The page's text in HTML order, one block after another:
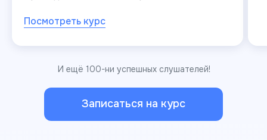
Посмотреть курс
Записаться на курс
И ещё 100-ни успешных слушателей!